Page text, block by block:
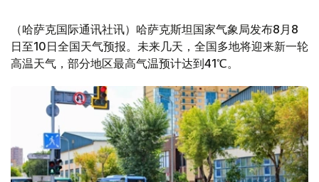
（哈萨克国际通讯社讯）哈萨克斯坦国家气象局发布8月8
日至10日全国天气预报。未来几天，全国多地将迎来新一轮
高温天气，部分地区最高气温预计达到41℃。